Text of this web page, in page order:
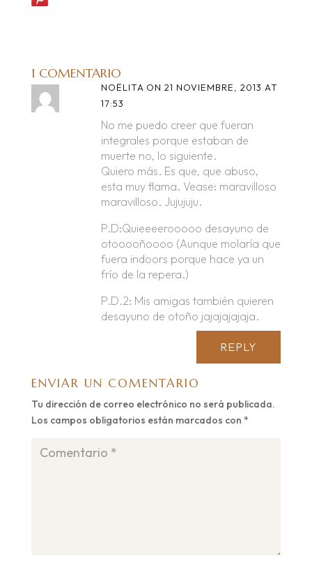
1 COMENTARIO
NOËLITA ON 21 NOVIEMBRE, 2013 AT
17:53
No me puedo creer que fueran
integrales porque estaban de
muerte no, lo siguiente.
Quiero más. Es que, que abuso,
esta muy flama. Vease: maravilloso
maravilloso. Jujujuju.
P.D:Quieeeerooooo desayuno de
otooooñoooo (Aunque molaría que
fuera indoors porque hace ya un
frío de la repera.)
P.D.2: Mis amigas también quieren
desayuno de otoño jajajajajaja.
REPLY
ENVIAR UN COMENTARIO
Tu dirección de correo electrónico no será publicada.
Los campos obligatorios están marcados con *